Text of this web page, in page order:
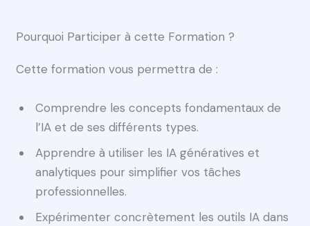
Pourquoi Participer à cette Formation ?
Cette formation vous permettra de :
Comprendre les concepts fondamentaux de
l’IA et de ses différents types.
Apprendre à utiliser les IA génératives et
analytiques pour simplifier vos tâches
professionnelles.
Expérimenter concrètement les outils IA dans